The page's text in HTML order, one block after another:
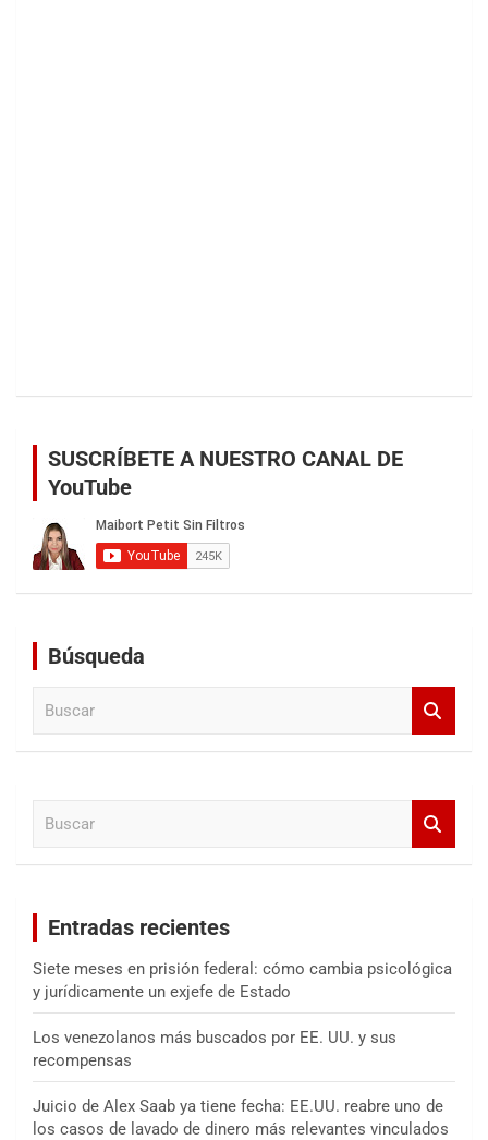
SUSCRÍBETE A NUESTRO CANAL DE
YouTube
Búsqueda
Entradas recientes
Siete meses en prisión federal: cómo cambia psicológica
y jurídicamente un exjefe de Estado
Los venezolanos más buscados por EE. UU. y sus
recompensas
Juicio de Alex Saab ya tiene fecha: EE.UU. reabre uno de
los casos de lavado de dinero más relevantes vinculados